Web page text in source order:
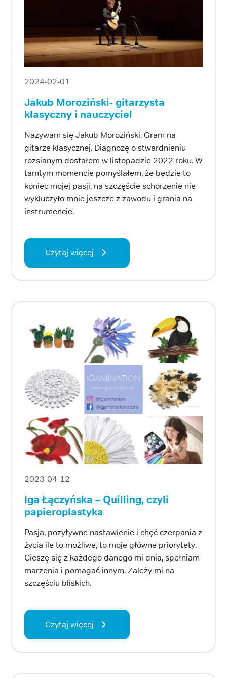
2024-02-01
Jakub Moroziński- gitarzysta
klasyczny i nauczyciel
Nazywam się Jakub Moroziński. Gram na
gitarze klasycznej. Diagnozę o stwardnieniu
rozsianym dostałem w listopadzie 2022 roku. W
tamtym momencie pomyślałem, że będzie to
koniec mojej pasji, na szczęście schorzenie nie
wykluczyło mnie jeszcze z zawodu i grania na
instrumencie.
Czytaj więcej
2023-04-12
Iga Łączyńska – Quilling, czyli
papieroplastyka
Pasja, pozytywne nastawienie i chęć czerpania z
życia ile to możliwe, to moje główne priorytety.
Cieszę się z każdego danego mi dnia, spełniam
marzenia i pomagać innym. Zależy mi na
szczęściu bliskich.
Czytaj więcej